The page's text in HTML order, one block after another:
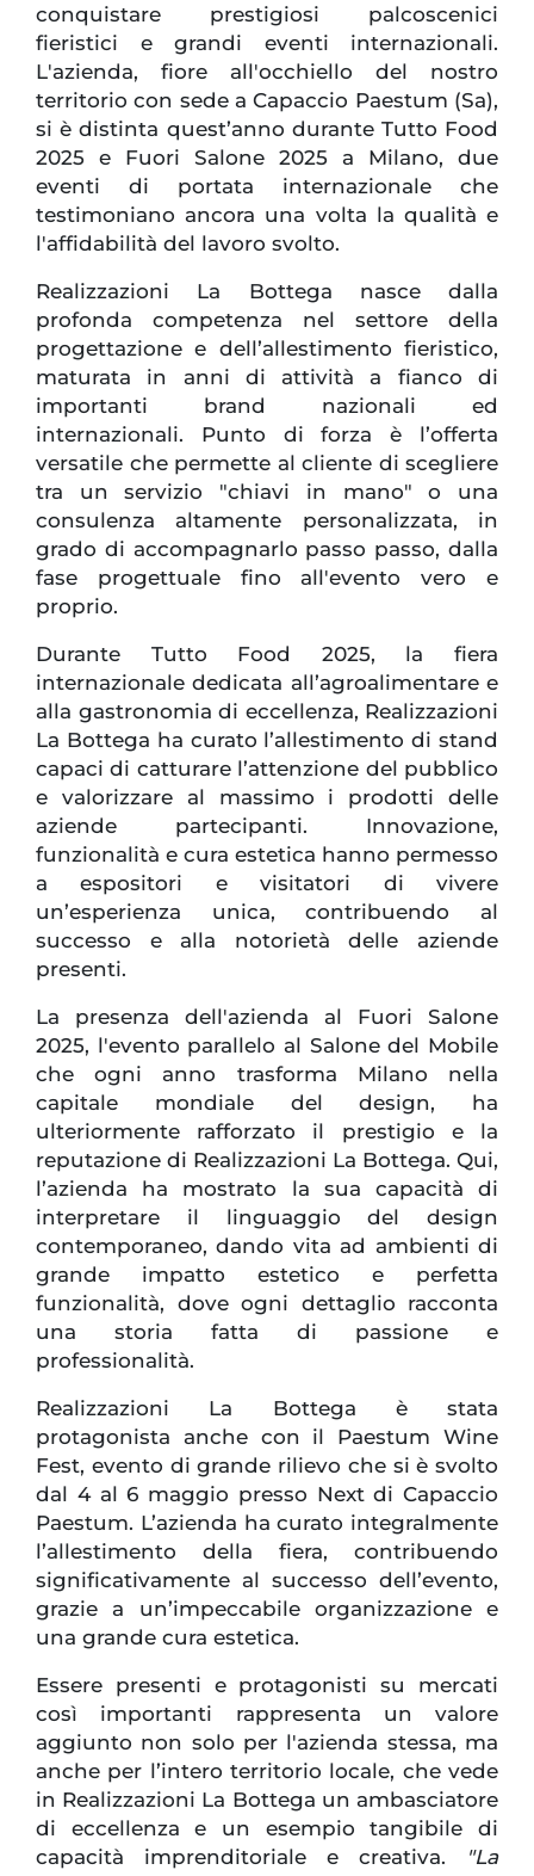
conquistare prestigiosi palcoscenici
fieristici e grandi eventi internazionali.
L'azienda, fiore all'occhiello del nostro
territorio con sede a Capaccio Paestum (Sa),
si è distinta quest’anno durante Tutto Food
2025 e Fuori Salone 2025 a Milano, due
eventi di portata internazionale che
testimoniano ancora una volta la qualità e
l'affidabilità del lavoro svolto.
Realizzazioni La Bottega nasce dalla
profonda competenza nel settore della
progettazione e dell’allestimento fieristico,
maturata in anni di attività a fianco di
importanti brand nazionali ed
internazionali. Punto di forza è l’offerta
versatile che permette al cliente di scegliere
tra un servizio "chiavi in mano" o una
consulenza altamente personalizzata, in
grado di accompagnarlo passo passo, dalla
fase progettuale fino all'evento vero e
proprio.
Durante Tutto Food 2025, la fiera
internazionale dedicata all’agroalimentare e
alla gastronomia di eccellenza, Realizzazioni
La Bottega ha curato l’allestimento di stand
capaci di catturare l’attenzione del pubblico
e valorizzare al massimo i prodotti delle
aziende partecipanti. Innovazione,
funzionalità e cura estetica hanno permesso
a espositori e visitatori di vivere
un’esperienza unica, contribuendo al
successo e alla notorietà delle aziende
presenti.
La presenza dell'azienda al Fuori Salone
2025, l'evento parallelo al Salone del Mobile
che ogni anno trasforma Milano nella
capitale mondiale del design, ha
ulteriormente rafforzato il prestigio e la
reputazione di Realizzazioni La Bottega. Qui,
l’azienda ha mostrato la sua capacità di
interpretare il linguaggio del design
contemporaneo, dando vita ad ambienti di
grande impatto estetico e perfetta
funzionalità, dove ogni dettaglio racconta
una storia fatta di passione e
professionalità.
Realizzazioni La Bottega è stata
protagonista anche con il Paestum Wine
Fest, evento di grande rilievo che si è svolto
dal 4 al 6 maggio presso Next di Capaccio
Paestum. L’azienda ha curato integralmente
l’allestimento della fiera, contribuendo
significativamente al successo dell’evento,
grazie a un’impeccabile organizzazione e
una grande cura estetica.
Essere presenti e protagonisti su mercati
così importanti rappresenta un valore
aggiunto non solo per l'azienda stessa, ma
anche per l’intero territorio locale, che vede
in Realizzazioni La Bottega un ambasciatore
di eccellenza e un esempio tangibile di
capacità imprenditoriale e creativa.
"La